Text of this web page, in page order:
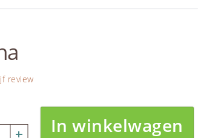
review
In winkelwagen